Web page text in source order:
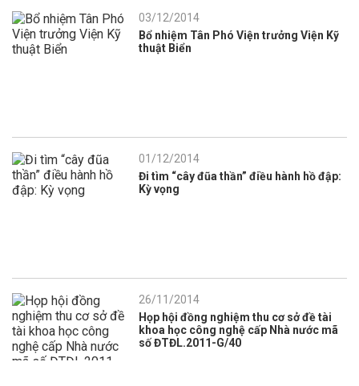
03/12/2014
Bổ nhiệm Tân Phó Viện trưởng Viện Kỹ
thuật Biển
01/12/2014
Đi tìm “cây đũa thần” điều hành hồ đập:
Kỳ vọng
26/11/2014
Họp hội đồng nghiệm thu cơ sở đề tài
khoa học công nghệ cấp Nhà nước mã
số ĐTĐL.2011-G/40